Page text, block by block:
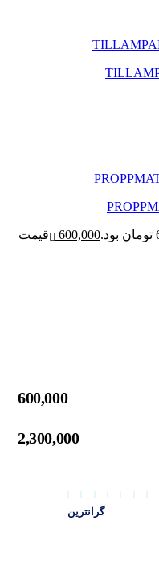
600,000
قیمت
600,000
2,300,000
گرانترین